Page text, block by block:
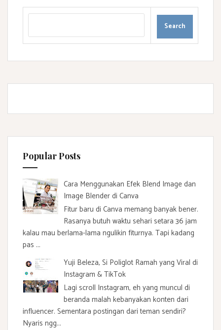
Popular Posts
Cara Menggunakan Efek Blend Image dan
Image Blender di Canva
Fitur baru di Canva memang banyak bener.
Rasanya butuh waktu sehari setara 36 jam
kalau mau berlama-lama ngulikin fiturnya. Tapi kadang
pas ...
Yuji Beleza, Si Poliglot Ramah yang Viral di
Instagram & TikTok
Lagi scroll Instagram, eh yang muncul di
beranda malah kebanyakan konten dari
influencer. Sementara postingan dari teman sendiri?
Nyaris ngg...